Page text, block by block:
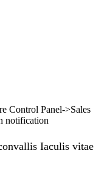
Control Panel->Sales
notification
Iaculis vitae